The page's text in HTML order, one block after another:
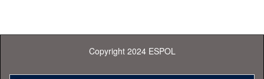
Copyright 2024 ESPOL